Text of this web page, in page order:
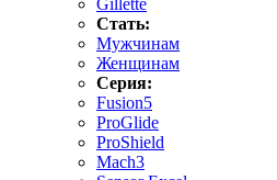
Gillette
Стать:
Мужчинам
Женщинам
Серия:
Fusion5
ProGlide
ProShield
Mach3